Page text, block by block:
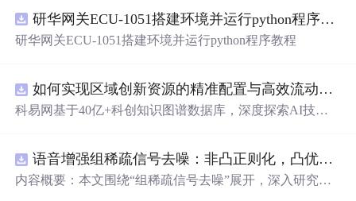
新领域的AI+数智化解决方案，推动科技创新与产业创新
智能化发展。
研华网关ECU-1051搭建环境并运行python程序教程
研华网关ECU-1051搭建环境并运行python程序教程
如何实现区域创新资源的精准配置与高效流动？.docx
科易网基于40亿+科创知识图谱数据库，深度探索AI技术
新领域的AI+数智化解决方案，推动科技创新与产业创新
智能化发展。
语音增强组稀疏信号去噪：非凸正则化，凸优化研究（Matlab代码实现）
内容概要：本文围绕“组稀疏信号去噪”展开，深入研究了